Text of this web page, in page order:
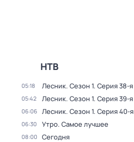
НТВ
05:18 Лесник. Сезон 1. Серия 38-я
05:42 Лесник. Сезон 1. Серия 39-я
06:06 Лесник. Сезон 1. Серия 40-я
06:30 Утро. Самое лучшее
08:00 Сегодня